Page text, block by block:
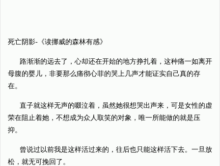
死亡阴影-《读挪威的森林有感》
路渐渐的远去了，心却还在开始的地方挣扎着，这种痛一如离开
母腹的婴儿，非要那么痛彻心菲的哭上几声才能证实自己真的存
在。
直子就这样无声的啜泣着，虽然她很想哭出声来，可是女性的虚
荣在阻止着她，不想成为众人取笑的对象，唯一所能做的就是压
抑。
曾说过以前我是这样活过来的，往后也只能这样活下去。一旦放
松，就无可挽回了。